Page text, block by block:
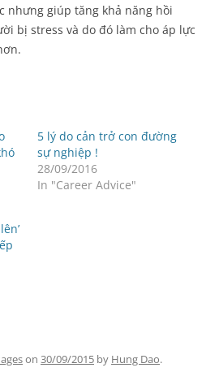
nhưng giúp tăng khả năng hồi
bị stress và do đó làm cho áp lực
5 lý do cản trở con đường
sự nghiệp !
28/09/2016
In "Career Advice"
on 30/09/2015 by Hung Dao.